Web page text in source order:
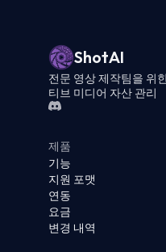
ShotAI
전문 영상 제작팀을 위
티브 미디어 자산 관리
제품
기능
지원 포맷
연동
요금
변경 내역